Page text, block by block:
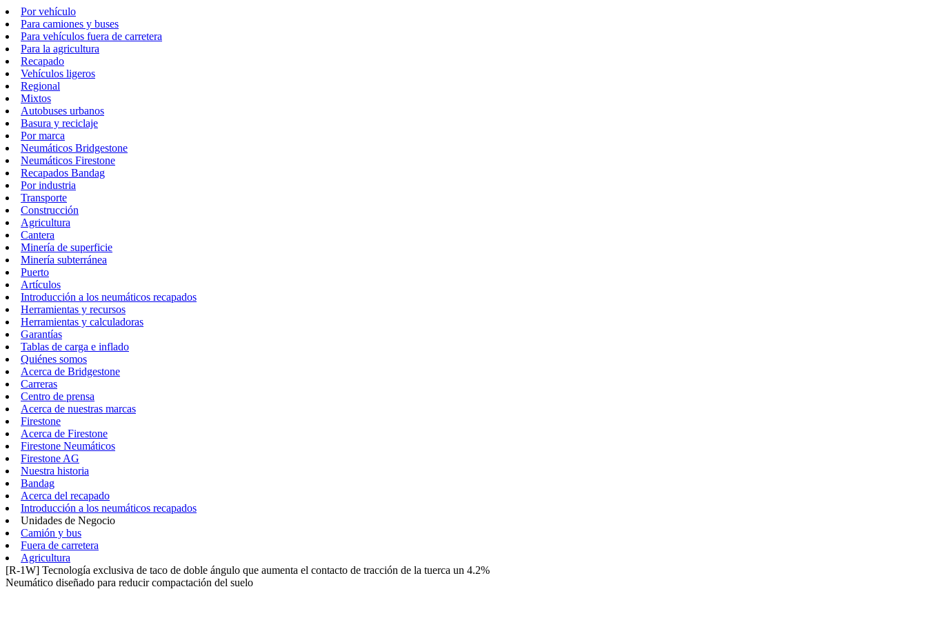
Por vehículo
Para camiones y buses
Para vehículos fuera de carretera
Para la agricultura
Recapado
Vehículos ligeros
Regional
Mixtos
Autobuses urbanos
Basura y reciclaje
Por marca
Neumáticos Bridgestone
Neumáticos Firestone
Recapados Bandag
Por industria
Transporte
Construcción
Agricultura
Cantera
Minería de superficie
Minería subterránea
Puerto
Artículos
Introducción a los neumáticos recapados
Herramientas y recursos
Herramientas y calculadoras
Garantías
Tablas de carga e inflado
Quiénes somos
Acerca de Bridgestone
Carreras
Centro de prensa
Acerca de nuestras marcas
Firestone
Acerca de Firestone
Firestone Neumáticos
Firestone AG
Nuestra historia
Bandag
Acerca del recapado
Introducción a los neumáticos recapados
Unidades de Negocio
Camión y bus
Fuera de carretera
Agricultura
[R-1W] Tecnología exclusiva de taco de doble ángulo que aumenta el contacto de tracción de la tuerca un 4.2%
Neumático diseñado para reducir compactación del suelo